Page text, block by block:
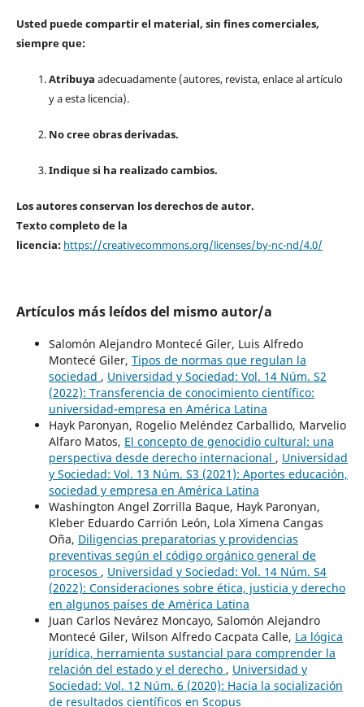
Usted puede compartir el material, sin fines comerciales,
siempre que:
Atribuya adecuadamente (autores, revista, enlace al artículo
y a esta licencia).
No cree obras derivadas.
Indique si ha realizado cambios.
Los autores conservan los derechos de autor.
Texto completo de la
licencia: https://creativecommons.org/licenses/by-nc-nd/4.0/
Artículos más leídos del mismo autor/a
Salomón Alejandro Montecé Giler, Luis Alfredo
Montecé Giler, Tipos de normas que regulan la
sociedad , Universidad y Sociedad: Vol. 14 Núm. S2
(2022): Transferencia de conocimiento científico:
universidad-empresa en América Latina
Hayk Paronyan, Rogelio Meléndez Carballido, Marvelio
Alfaro Matos, El concepto de genocidio cultural: una
perspectiva desde derecho internacional , Universidad
y Sociedad: Vol. 13 Núm. S3 (2021): Aportes educación,
sociedad y empresa en América Latina
Washington Angel Zorrilla Baque, Hayk Paronyan,
Kleber Eduardo Carrión León, Lola Ximena Cangas
Oña, Diligencias preparatorias y providencias
preventivas según el código orgánico general de
procesos , Universidad y Sociedad: Vol. 14 Núm. S4
(2022): Consideraciones sobre ética, justicia y derecho
en algunos países de América Latina
Juan Carlos Nevárez Moncayo, Salomón Alejandro
Montecé Giler, Wilson Alfredo Cacpata Calle, La lógica
jurídica, herramienta sustancial para comprender la
relación del estado y el derecho , Universidad y
Sociedad: Vol. 12 Núm. 6 (2020): Hacia la socialización
de resultados científicos en Scopus